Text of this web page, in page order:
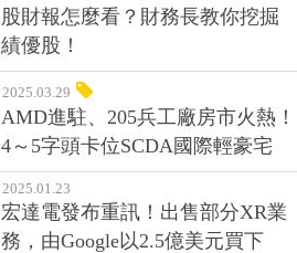
股財報怎麼看？財務長教你挖掘
績優股！
2025.03.29
AMD進駐、205兵工廠房市火熱！
4～5字頭卡位SCDA國際輕豪宅
2025.01.23
宏達電發布重訊！出售部分XR業
務，由Google以2.5億美元買下